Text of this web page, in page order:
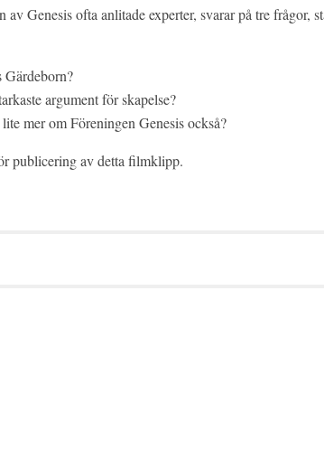
av Genesis ofta anlitade experter, svarar på tre frågor,
argument för skapelse?
mer om Föreningen Genesis också?
publicering av detta filmklipp.